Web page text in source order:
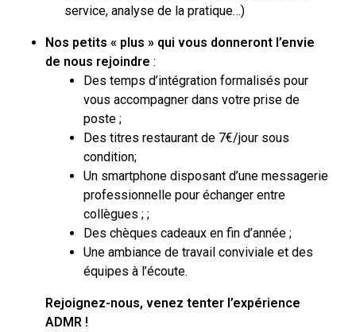
service, analyse de la pratique…)
Nos petits « plus » qui vous donneront l’envie
de nous rejoindre :
Des temps d’intégration formalisés pour
vous accompagner dans votre prise de
poste ;
Des titres restaurant de 7€/jour sous
condition;
Un smartphone disposant d’une messagerie
professionnelle pour échanger entre
collègues ; ;
Des chèques cadeaux en fin d’année ;
Une ambiance de travail conviviale et des
équipes à l’écoute.
Rejoignez-nous, venez tenter l’expérience
ADMR !